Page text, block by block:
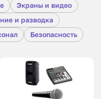
Экраны и видео
и разводка
Безопасность